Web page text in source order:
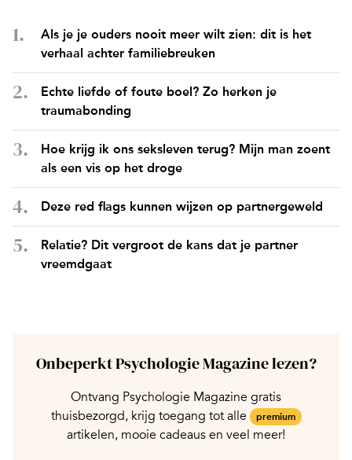
Als je je ouders nooit meer wilt zien: dit is het
verhaal achter familiebreuken
Echte liefde of foute boel? Zo herken je
traumabonding
Hoe krijg ik ons seksleven terug? Mijn man zoent
als een vis op het droge
Deze red flags kunnen wijzen op partnergeweld
Relatie? Dit vergroot de kans dat je partner
vreemdgaat
Onbeperkt Psychologie Magazine lezen?
Ontvang Psychologie Magazine gratis
thuisbezorgd, krijg toegang tot alle
premium
artikelen, mooie cadeaus en veel meer!